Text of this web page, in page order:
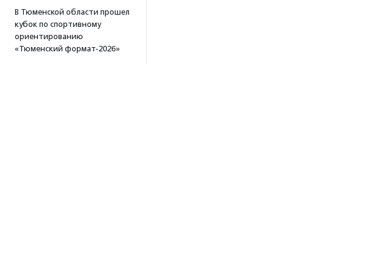
В Тюменской области прошел
кубок по спортивному
ориентированию
«Тюменский формат-2026»